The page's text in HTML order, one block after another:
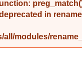
:
in
all/modules/